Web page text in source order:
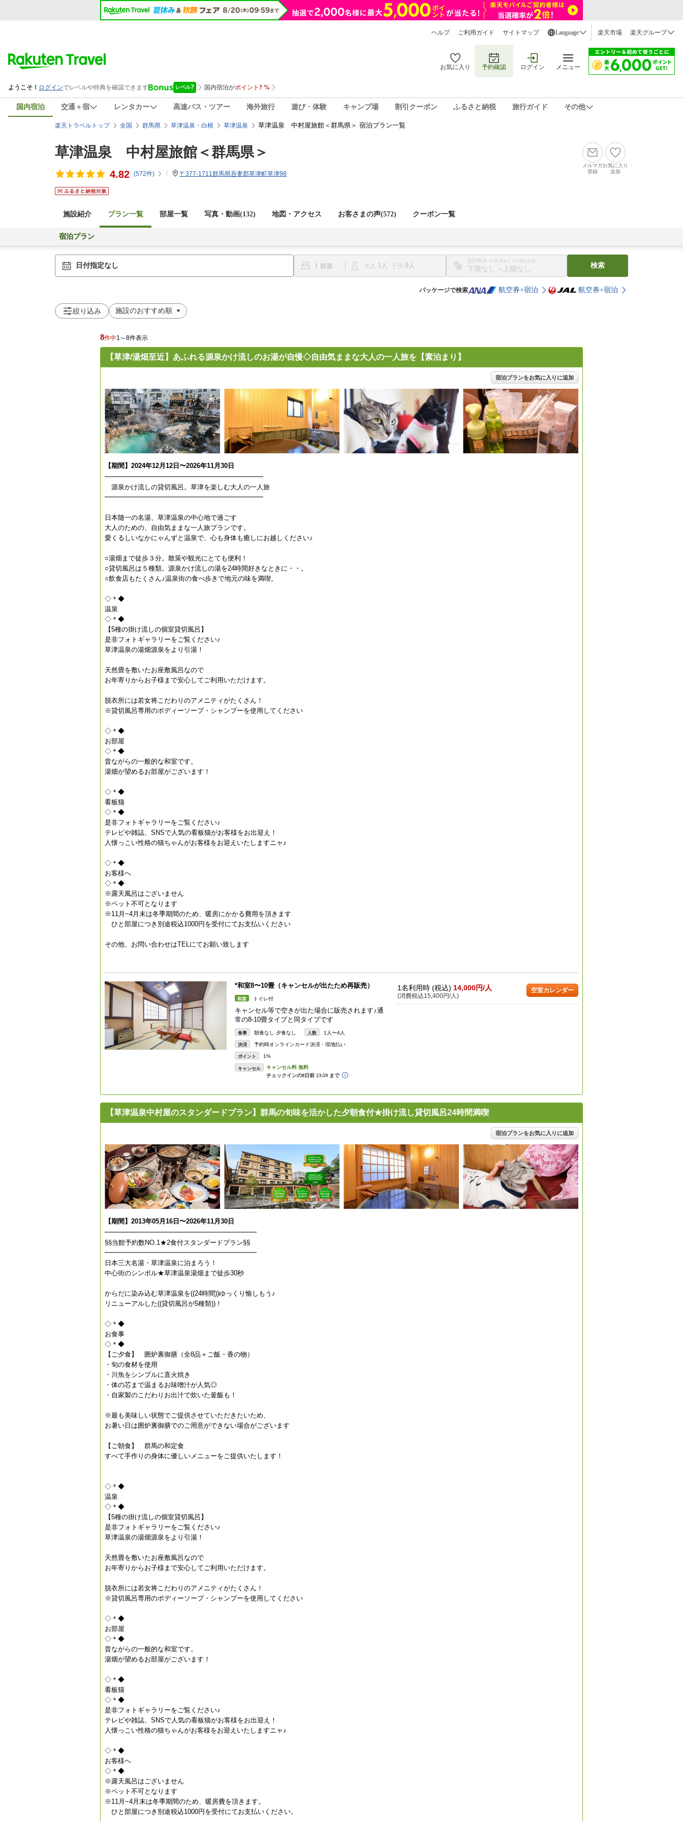
ヘルプ ご利用ガイド サイトマップ Language 楽天市場 楽天グループ
お気に入り 予約確認 ログイン メニュー
国内宿泊 交通＋宿 レンタカー 高速バス・ツアー 海外旅行 遊び・体験 キャンプ場 割引クーポン ふるさと納税 旅行ガイド その他
楽天トラベルトップ 全国 群馬県 草津温泉・白根 草津温泉 草津温泉 中村屋旅館＜群馬県＞ 宿泊プラン一覧
草津温泉 中村屋旅館＜群馬県＞
4.82 (572件) 〒377-1711群馬県吾妻郡草津町草津98
メルマガ
登録
お気に入り
追加
施設紹介 プラン一覧 部屋一覧 写真・動画(132) 地図・アクセス お客さまの声(572) クーポン一覧
宿泊プラン
日付指定なし 1 大人 1 子供 0
合計料金 ※1部屋あたりの税込金額
〜
検索
パッケージで検索 航空券+宿泊 航空券+宿泊
絞り込み
8件中1～8件表示
【草津/湯畑至近】あふれる源泉かけ流しのお湯が自慢◇自由気ままな大人の一人旅を【素泊まり】
宿泊プランをお気に入りに追加
【期間】2024年12月12日〜2026年11月30日
━━━━━━━━━━━━━━━━━━━━━━━━
源泉かけ流しの貸切風呂。草津を楽しむ大人の一人旅
━━━━━━━━━━━━━━━━━━━━━━━━
日本随一の名湯、草津温泉の中心地で過ごす
大人のための、自由気ままな一人旅プランです。
愛くるしいなかにゃんずと温泉で、心も身体も癒しにお越しください♪
○湯畑まで徒歩３分。散策や観光にとても便利！
○貸切風呂は５種類。源泉かけ流しの湯を24時間好きなときに・・。
○飲食店もたくさん♪温泉街の食べ歩きで地元の味を満喫。
◇＊◆
温泉
◇＊◆
【5種の掛け流しの個室貸切風呂】
是非フォトギャラリーをご覧ください♪
草津温泉の湯畑源泉をより引湯！
天然畳を敷いたお座敷風呂なので
お年寄りからお子様まで安心してご利用いただけます。
脱衣所には若女将こだわりのアメニティがたくさん！
※貸切風呂専用のボディーソープ・シャンプーを使用してください
◇＊◆
お部屋
◇＊◆
昔ながらの一般的な和室です。
湯畑が望めるお部屋がございます！
◇＊◆
看板猫
◇＊◆
是非フォトギャラリーをご覧ください♪
テレビや雑誌、SNSで人気の看板猫がお客様をお出迎え！
人懐っこい性格の猫ちゃんがお客様をお迎えいたしますニャ♪
◇＊◆
お客様へ
◇＊◆
※露天風呂はございません
※ペット不可となります
※11月−4月末は冬季期間のため、暖房にかかる費用を頂きます
ひと部屋につき別途税込1000円を受付にてお支払いください
その他、お問い合わせはTELにてお願い致します
*和室8〜10畳（キャンセルが出たため再販売）
和室 トイレ付
キャンセル等で空きが出た場合に販売されます♪通
常の8-10畳タイプと同タイプです
食事 朝食なし 夕食なし 人数 1人〜4人
決済 予約時オンラインカード決済・現地払い
ポイント 1%
キャンセル
1名利用時 (税込) 14,000円/人
(消費税込15,400円/人)
空室カレンダー
【草津温泉中村屋のスタンダードプラン】群馬の旬味を活かした夕朝食付★掛け流し貸切風呂24時間満喫
宿泊プランをお気に入りに追加
【期間】2013年05月16日〜2026年11月30日
━━━━━━━━━━━━━━━━━━━━━━━
§§当館予約数NO.1★2食付スタンダードプラン§§
━━━━━━━━━━━━━━━━━━━━━━━
日本三大名湯・草津温泉に泊まろう！
中心街のシンボル★草津温泉湯畑まで徒歩30秒
からだに染み込む草津温泉を((24時間))ゆっくり愉しもう♪
リニューアルした((貸切風呂が5種類))！
◇＊◆
お食事
◇＊◆
【ご夕食】 囲炉裏御膳（全8品＋ご飯・香の物）
・旬の食材を使用
・川魚をシンプルに直火焼き
・体の芯まで温まるお味噌汁が人気◎
・自家製のこだわりお出汁で炊いた釜飯も！
※最も美味しい状態でご提供させていただきたいため、
お暑い日は囲炉裏御膳でのご用意ができない場合がございます
【ご朝食】 群馬の和定食
すべて手作りの身体に優しいメニューをご提供いたします！
◇＊◆
温泉
◇＊◆
【5種の掛け流しの個室貸切風呂】
是非フォトギャラリーをご覧ください♪
草津温泉の湯畑源泉をより引湯！
天然畳を敷いたお座敷風呂なので
お年寄りからお子様まで安心してご利用いただけます。
脱衣所には若女将こだわりのアメニティがたくさん！
※貸切風呂専用のボディーソープ・シャンプーを使用してください
◇＊◆
お部屋
◇＊◆
昔ながらの一般的な和室です。
湯畑が望めるお部屋がございます！
◇＊◆
看板猫
◇＊◆
是非フォトギャラリーをご覧ください♪
テレビや雑誌、SNSで人気の看板猫がお客様をお出迎え！
人懐っこい性格の猫ちゃんがお客様をお迎えいたしますニャ♪
◇＊◆
お客様へ
◇＊◆
※露天風呂はございません
※ペット不可となります
※11月−4月末は冬季期間のため、暖房費を頂きます。
ひと部屋につき別途税込1000円を受付にてお支払いください。